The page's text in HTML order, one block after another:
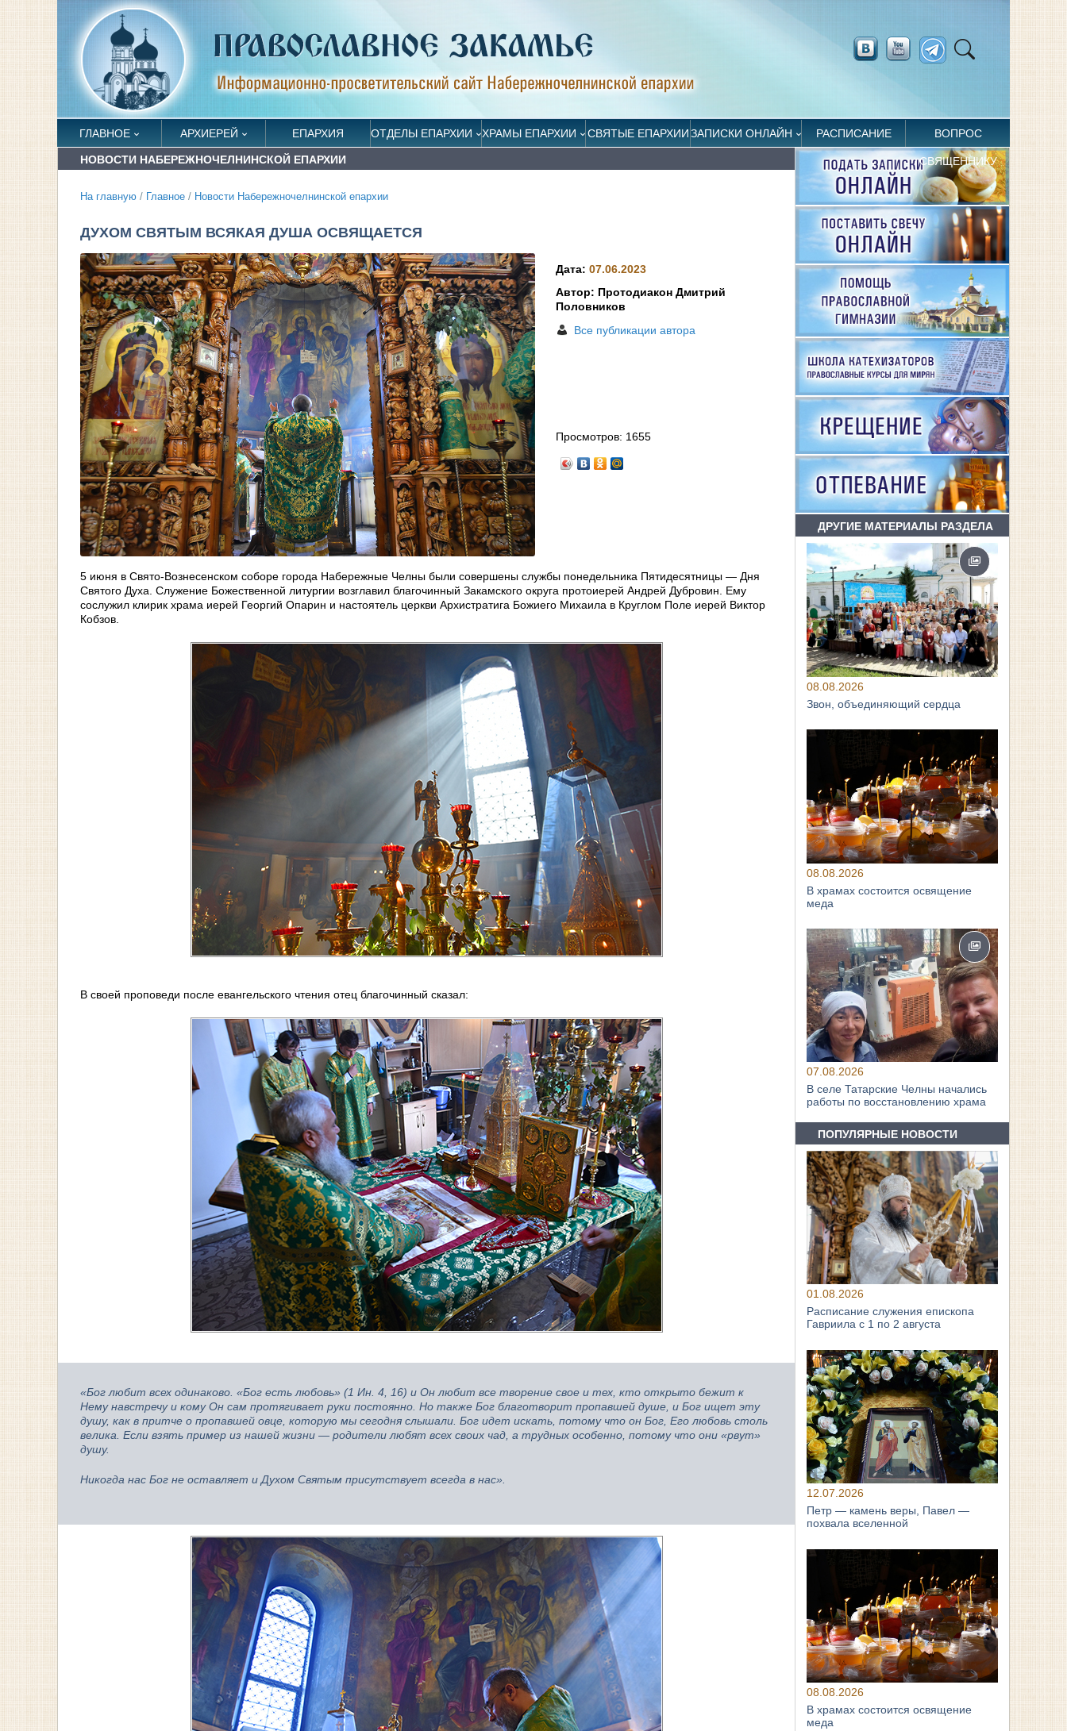
ГЛАВНОЕ АРХИЕРЕЙ ЕПАРХИЯ ОТДЕЛЫ ЕПАРХИИ ХРАМЫ ЕПАРХИИ СВЯТЫЕ ЕПАРХИИЗАПИСКИ ОНЛАЙН РАСПИСАНИЕ ВОПРОС
СВЯЩЕННИКУ
НОВОСТИ НАБЕРЕЖНОЧЕЛНИНСКОЙ ЕПАРХИИ
На главную / Главное / Новости Набережночелнинской епархии
ДУХОМ СВЯТЫМ ВСЯКАЯ ДУША ОСВЯЩАЕТСЯ
Дата:07.06.2023
Автор: Протодиакон Дмитрий
Половников
Все публикации автора
Просмотров: 1655
5 июня в Свято-Вознесенском соборе города Набережные Челны были совершены службы понедельника Пятидесятницы — Дня
Святого Духа. Служение Божественной литургии возглавил благочинный Закамского округа протоиерей Андрей Дубровин. Ему
сослужил клирик храма иерей Георгий Опарин и настоятель церкви Архистратига Божиего Михаила в Круглом Поле иерей Виктор
Кобзов.
В своей проповеди после евангельского чтения отец благочинный сказал:
«Бог любит всех одинаково. «Бог есть любовь» (1 Ин. 4, 16) и Он любит все творение свое и тех, кто открыто бежит к
Нему навстречу и кому Он сам протягивает руки постоянно. Но также Бог благотворит пропавшей душе, и Бог ищет эту
душу, как в притче о пропавшей овце, которую мы сегодня слышали. Бог идет искать, потому что он Бог, Его любовь столь
велика. Если взять пример из нашей жизни — родители любят всех своих чад, а трудных особенно, потому что они «рвут»
душу.
Никогда нас Бог не оставляет и Духом Святым присутствует всегда в нас».
ДРУГИЕ МАТЕРИАЛЫ РАЗДЕЛА
08.08.2026
Звон, объединяющий сердца
08.08.2026
В храмах состоится освящение
меда
07.08.2026
В селе Татарские Челны начались
работы по восстановлению храма
ПОПУЛЯРНЫЕ НОВОСТИ
01.08.2026
Расписание служения епископа
Гавриила с 1 по 2 августа
12.07.2026
Петр — камень веры, Павел —
похвала вселенной
08.08.2026
В храмах состоится освящение
меда